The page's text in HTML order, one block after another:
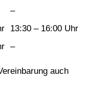
–
13:30 – 16:00 Uhr
–
auch